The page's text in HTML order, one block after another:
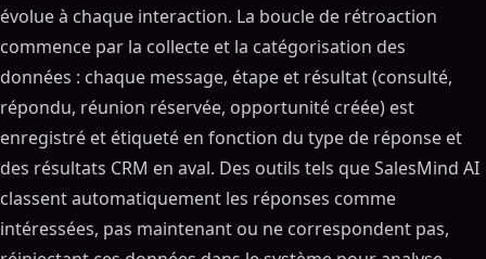
évolue à chaque interaction. La boucle de rétroaction
commence par la collecte et la catégorisation des
données : chaque message, étape et résultat (consulté,
répondu, réunion réservée, opportunité créée) est
enregistré et étiqueté en fonction du type de réponse et
des résultats CRM en aval. Des outils tels que SalesMind AI
classent automatiquement les réponses comme
intéressées, pas maintenant ou ne correspondent pas,